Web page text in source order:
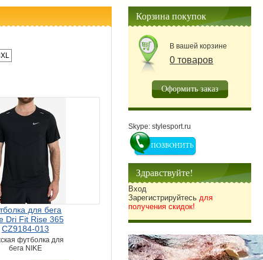
для бега
Dri Fit Rise 365
CZ9184-013
футболка для
бега NIKE
Корзина покупок
В вашей корзине
0 товаров
Оформить заказ
Skype: stylesport.ru
Здравствуйте!
Вход
Зарегистрируйтесь для
получения скидок!